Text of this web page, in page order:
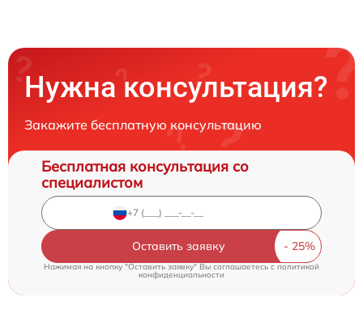
Нужна консультация?
Закажите бесплатную консультацию
Бесплатная консультация со
специалистом
Оставить заявку
Нажимая на кнопку "Оставить заявку" Вы соглашаетесь cполитикой
конфиденциальности